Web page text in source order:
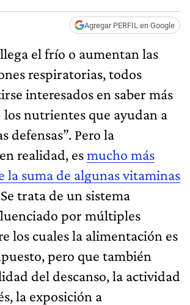
Agregar PERFIL en Google
el frío o aumentan las
respiratorias, todos
interesados en saber más
nutrientes que ayudan a
defensas”. Pero la
realidad, esmucho más
la suma de algunas vitaminas
Se trata de un sistema
por múltiples
los cuales la alimentación es
pero que también
del descanso, la actividad
la exposición a